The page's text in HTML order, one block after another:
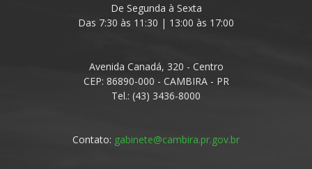
De Segunda à Sexta
Das 7:30 às 11:30 | 13:00 às 17:00
Avenida Canadá, 320 - Centro
CEP: 86890-000 - CAMBIRA - PR
Tel.: (43) 3436-8000
Contato: gabinete@cambira.pr.gov.br